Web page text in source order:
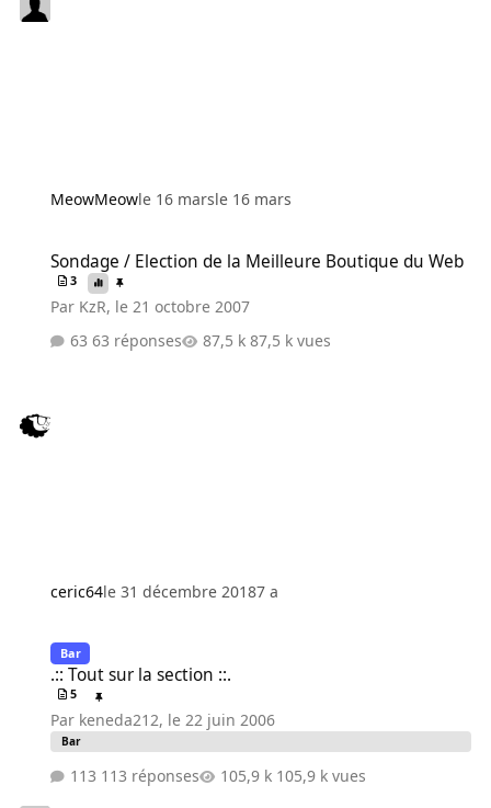
MeowMeowle 16 marsle 16 mars
Sondage / Election de la Meilleure Boutique du Web
3
Par KzR, le 21 octobre 2007
63 réponses
87,5 k vues
ceric64le 31 décembre 20187 a
Bar
.:: Tout sur la section ::.
5
Par keneda212, le 22 juin 2006
Bar
113 réponses 105,9 k vues